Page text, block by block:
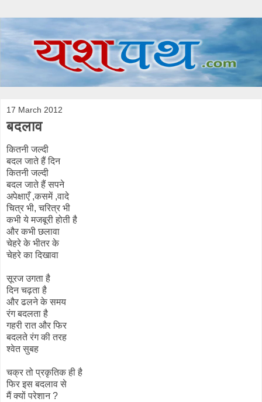
17 March 2012
बदलाव
कितनी जल्दी
बदल जाते हैं दिन
कितनी जल्दी
बदल जाते हैं सपने
अपेक्षाएँ ,कसमें ,वादे
चित्र भी, चरित्र भी
कभी ये मजबूरी होती है
और कभी छलावा
चेहरे के भीतर के
चेहरे का दिखावा
सूरज उगता है
दिन चढ़ता है
और ढलने के समय
रंग बदलता है
गहरी रात और फिर
बदलते रंग की तरह
श्वेत सुबह
चक्र तो प्रकृतिक ही है
फिर इस बदलाव से
मैं क्यों परेशान ?